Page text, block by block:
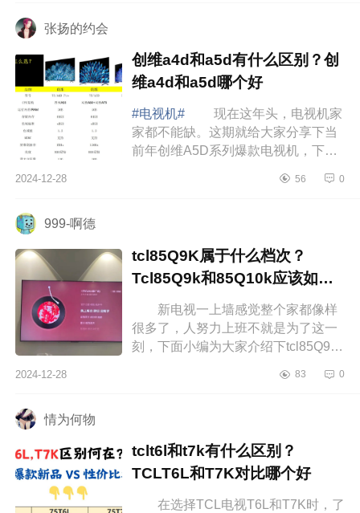
张扬的约会
创维a4d和a5d有什么区别？创
维a4d和a5d哪个好
#电视机#
现在这年头，电视机家
家都不能缺。这期就给大家分享下当
前年创维A5D系列爆款电视机，下面
么区别？创维a4d和a5d哪个好 创
2024-12-28 56 0
999-啊德
tcl85Q9K属于什么档次？
Tcl85Q9k和85Q10k应该如何
新电视一上墙感觉整个家都像样
很多了，人努力上班不就是为了这一
刻，下面小编为大家介绍下tcl85Q9K
应该如何选 tcl85Q9K属于什么档
2024-12-28 83 0
情为何物
tclt6l和t7k有什么区别？
TCLT6L和T7K对比哪个好
在选择TCL电视T6L和T7K时，了